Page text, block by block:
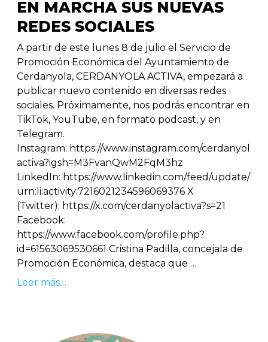
EN MARCHA SUS NUEVAS
REDES SOCIALES
A partir de este lunes 8 de julio el Servicio de
Promoción Económica del Ayuntamiento de
Cerdanyola, CERDANYOLA ACTIVA, empezará a
publicar nuevo contenido en diversas redes
sociales. Próximamente, nos podrás encontrar en
TikTok, YouTube, en formato podcast, y en
Telegram.
Instagram: https://www.instagram.com/cerdanyol
activa?igsh=M3FvanQwM2FqM3hz
LinkedIn: https://www.linkedin.com/feed/update/
urn:li:activity:7216021234596069376 X
(Twitter): https://x.com/cerdanyolactiva?s=21
Facebook:
https://www.facebook.com/profile.php?
id=61563069530661 Cristina Padilla, concejala de
Promoción Económica, destaca que …
Leer más…